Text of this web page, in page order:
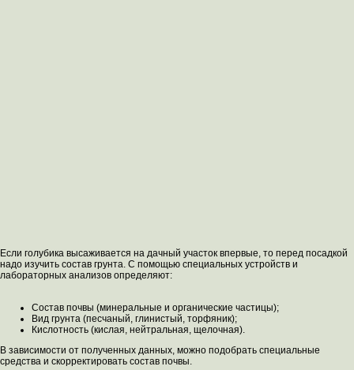
Если голубика высаживается на дачный участок впервые, то перед посадкой
надо изучить состав грунта. С помощью специальных устройств и
лабораторных анализов определяют:
Состав почвы (минеральные и органические частицы);
Вид грунта (песчаный, глинистый, торфяник);
Кислотность (кислая, нейтральная, щелочная).
В зависимости от полученных данных, можно подобрать специальные
средства и скорректировать состав почвы.